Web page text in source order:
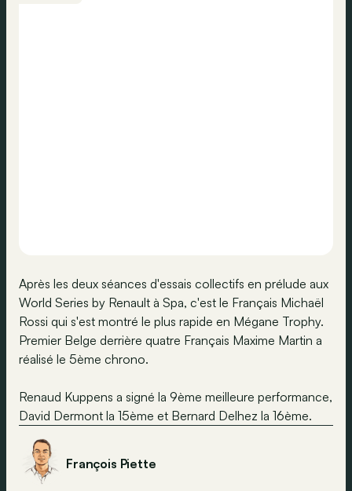
Après les deux séances d'essais collectifs en prélude aux
World Series by Renault à Spa, c'est le Français Michaël
Rossi qui s'est montré le plus rapide en Mégane Trophy.
Premier Belge derrière quatre Français Maxime Martin a
réalisé le 5ème chrono.
Renaud Kuppens a signé la 9ème meilleure performance,
David Dermont la 15ème et Bernard Delhez la 16ème.
François Piette